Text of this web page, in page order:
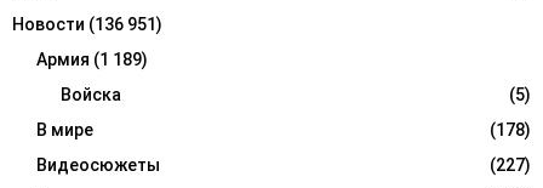
Новости (136 951)
Армия (1 189)
Войска
(5)
В мире
(178)
Видеосюжеты
(227)